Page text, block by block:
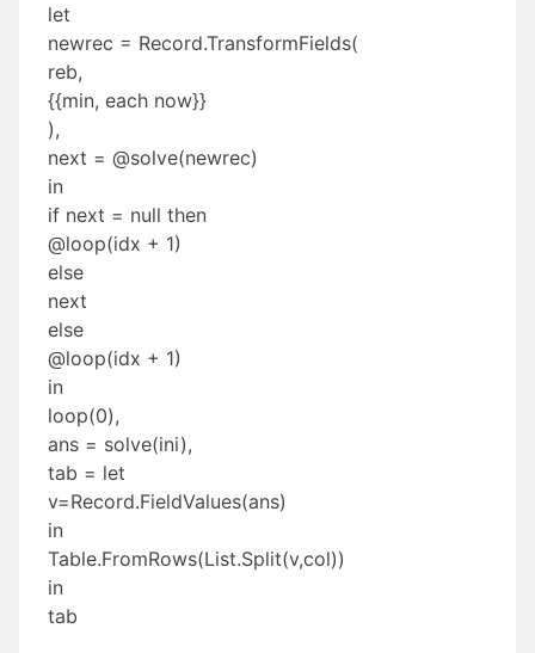
let
newrec = Record.TransformFields(
reb,
{{min, each now}}
),
next = @solve(newrec)
in
if next = null then
@loop(idx + 1)
else
next
else
@loop(idx + 1)
in
loop(0),
ans = solve(ini),
tab = let
v=Record.FieldValues(ans)
in
Table.FromRows(List.Split(v,col))
in
tab